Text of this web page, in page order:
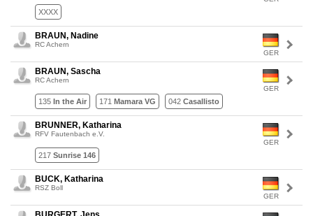
XXXX
GER
BRAUN, Nadine
RC Achern
GER
BRAUN, Sascha
RC Achern
135 In the Air 171 Mamara VG 042 Casallisto
GER
BRUNNER, Katharina
RFV Fautenbach e.V.
217 Sunrise 146
GER
BUCK, Katharina
RSZ Boll